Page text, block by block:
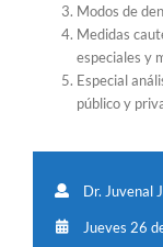
Modos de
Medidas
especiales y
Especial
público y
Dr. Juvenal
Jueves 26